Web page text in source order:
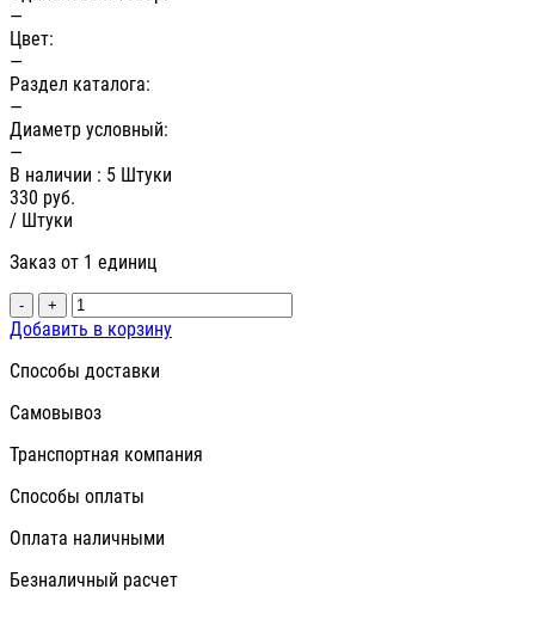
—
Цвет:
—
Раздел каталога:
—
Диаметр условный:
—
В наличии : 5 Штуки
330 руб.
/ Штуки
Заказ от 1 единиц
- +
Добавить в корзину
Способы доставки
Самовывоз
Транспортная компания
Способы оплаты
Оплата наличными
Безналичный расчет